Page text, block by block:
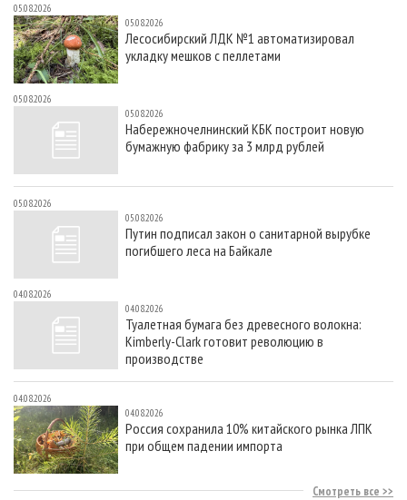
05.08.2026
05.08.2026
Лесосибирский ЛДК №1 автоматизировал
укладку мешков с пеллетами
05.08.2026
05.08.2026
Набережночелнинский КБК построит новую
бумажную фабрику за 3 млрд рублей
05.08.2026
05.08.2026
Путин подписал закон о санитарной вырубке
погибшего леса на Байкале
04.08.2026
04.08.2026
Туалетная бумага без древесного волокна:
Kimberly-Clark готовит революцию в
производстве
04.08.2026
04.08.2026
Россия сохранила 10% китайского рынка ЛПК
при общем падении импорта
Смотреть все